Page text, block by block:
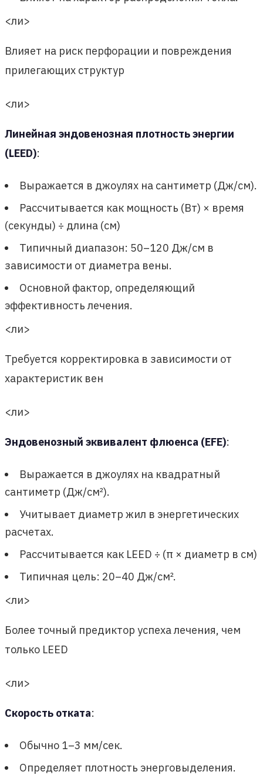
<ли>
Влияет на риск перфорации и повреждения
прилегающих структур
<ли>
Линейная эндовенозная плотность энергии
(LEED):
Выражается в джоулях на сантиметр (Дж/см).
Рассчитывается как мощность (Вт) × время
(секунды) ÷ длина (см)
Типичный диапазон: 50–120 Дж/см в
зависимости от диаметра вены.
Основной фактор, определяющий
эффективность лечения.
<ли>
Требуется корректировка в зависимости от
характеристик вен
<ли>
Эндовенозный эквивалент флюенса (EFE):
Выражается в джоулях на квадратный
сантиметр (Дж/см²).
Учитывает диаметр жил в энергетических
расчетах.
Рассчитывается как LEED ÷ (π × диаметр в см)
Типичная цель: 20–40 Дж/см².
<ли>
Более точный предиктор успеха лечения, чем
только LEED
<ли>
Скорость отката:
Обычно 1–3 мм/сек.
Определяет плотность энерговыделения.